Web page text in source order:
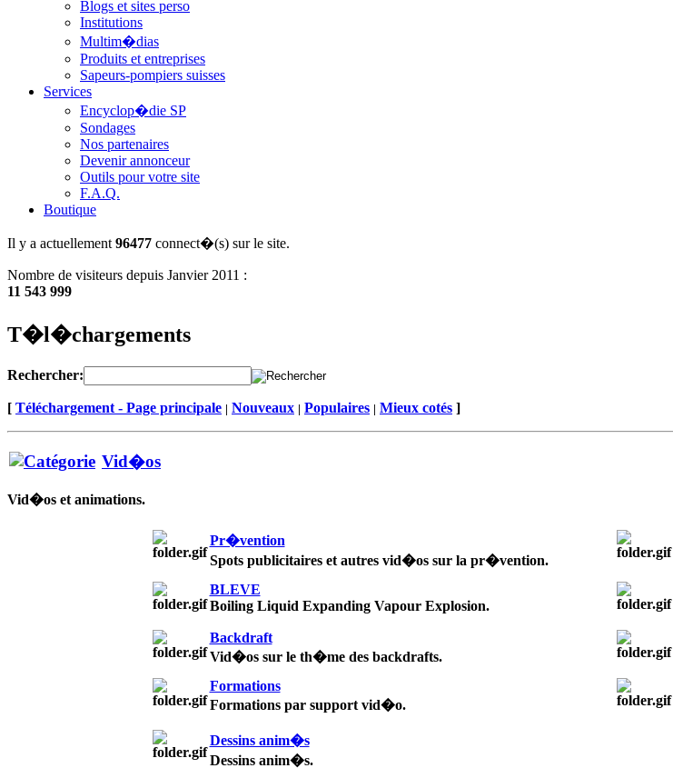
Blogs et sites perso
Institutions
Multim�dias
Produits et entreprises
Sapeurs-pompiers suisses
Services
Encyclop�die SP
Sondages
Nos partenaires
Devenir annonceur
Outils pour votre site
F.A.Q.
Boutique
Il y a actuellement 96477 connect�(s) sur le site.
Nombre de visiteurs depuis Janvier 2011 :
11 543 999
T�l�chargements
Rechercher:
[ Téléchargement - Page principale | Nouveaux | Populaires | Mieux cotés ]
Vid�os
Vid�os et animations.
Pr�vention
Spots publicitaires et autres vid�os sur la pr�vention.
BLEVE
Boiling Liquid Expanding Vapour Explosion.
Backdraft
Vid�os sur le th�me des backdrafts.
Formations
Formations par support vid�o.
Dessins anim�s
Dessins anim�s.